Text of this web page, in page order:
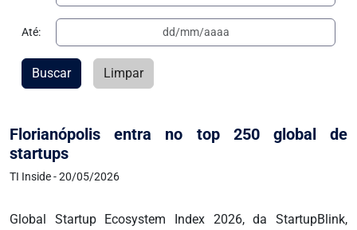
Florianópolis entra no top 250 global de
startups
TI Inside - 20/05/2026
Global Startup Ecosystem Index 2026, da StartupBlink,
Até:
Buscar Limpar